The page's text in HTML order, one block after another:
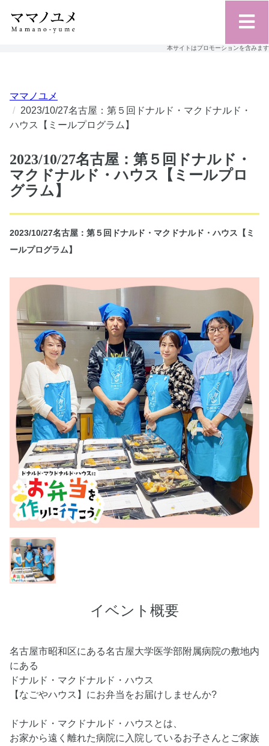
本サイトはプロモーションを含みます
ママノユメ
2023/10/27名古屋：第５回ドナルド・マクドナルド・
ハウス【ミールプログラム】
2023/10/27名古屋：第５回ドナルド・
マクドナルド・ハウス【ミールプロ
グラム】
2023/10/27名古屋：第５回ドナルド・マクドナルド・ハウス【ミ
ールプログラム】
イベント概要
名古屋市昭和区にある名古屋大学医学部附属病院の敷地内
にある
ドナルド・マクドナルド・ハウス
【なごやハウス】にお弁当をお届けしませんか?
ドナルド・マクドナルド・ハウスとは、
お家から遠く離れた病院に入院しているお子さんとご家族